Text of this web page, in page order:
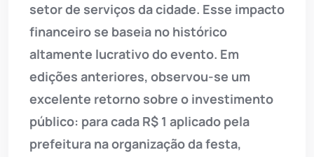
setor de serviços da cidade. Esse impacto
financeiro se baseia no histórico
altamente lucrativo do evento. Em
edições anteriores, observou-se um
excelente retorno sobre o investimento
público: para cada R$ 1 aplicado pela
prefeitura na organização da festa,